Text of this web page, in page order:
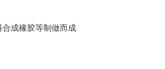
成橡胶等制做而成